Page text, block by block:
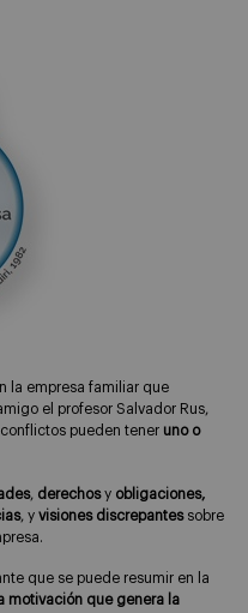
la empresa familiar que
el profesor Salvador Rus,
pueden tener uno o
, derechosy obligaciones,
, y visiones discrepantessobre
que se puede resumir en la
motivación que genera la